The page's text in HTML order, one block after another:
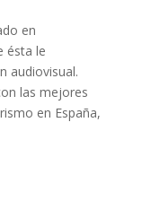
en
ésta le
audiovisual.
las mejores
en España,